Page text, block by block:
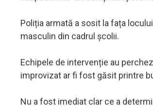
Poliția armată a sosit la fața
masculin din cadrul școlii.
Echipele de intervenție au
improvizat ar fi fost găsit printre
Nu a fost imediat clar ce a